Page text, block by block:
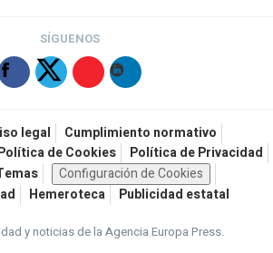
SÍGUENOS
legal
Cumplimiento normativo
de Cookies
Política de Privacidad
Configuración de Cookies
Hemeroteca Publicidad estatal
y noticias de la Agencia Europa Press.